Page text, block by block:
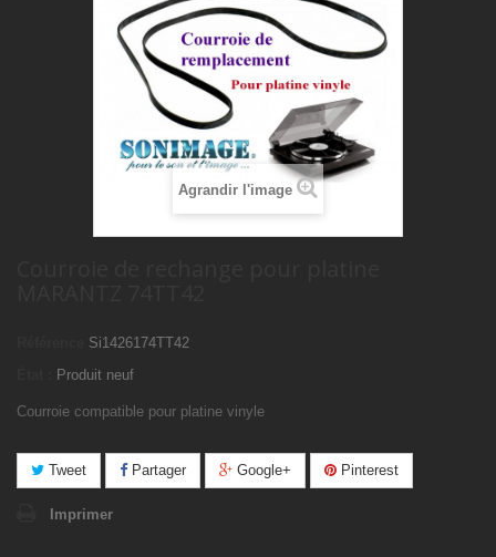
Agrandir l'image
Si1426174TT42
Produit neuf
Courroie compatible pour platine vinyle
Tweet Partager Google+ Pinterest
Imprimer